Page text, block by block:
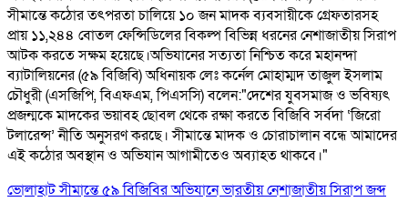
সীমান্তে কঠোর তৎপরতা চালিয়ে ১০ জন মাদক ব্যবসায়ীকে গ্রেফতারসহ
প্রায় ১১,২৪৪ বোতল ফেন্সিডিলের বিকল্প বিভিন্ন ধরনের নেশাজাতীয় সিরাপ
আটক করতে সক্ষম হয়েছে। ​ ​অভিযানের সত্যতা নিশ্চিত করে মহানন্দা
ব্যাটালিয়নের (৫৯ বিজিবি) অধিনায়ক লেঃ কর্নেল মোহাম্মদ তাজুল ইসলাম
চৌধুরী (এসজিপি, বিএফএম, পিএসসি) বলেন: ​"দেশের যুবসমাজ ও ভবিষ্যৎ
প্রজন্মকে মাদকের ভয়াবহ ছোবল থেকে রক্ষা করতে বিজিবি সর্বদা ‘জিরো
টলারেন্স’ নীতি অনুসরণ করছে। সীমান্তে মাদক ও চোরাচালান বন্ধে আমাদের
এই কঠোর অবস্থান ও অভিযান আগামীতেও অব্যাহত থাকবে।"
ভোলাহাট সীমান্তে ৫৯ বিজিবির অভিযানে ভারতীয় নেশাজাতীয় সিরাপ জব্দ